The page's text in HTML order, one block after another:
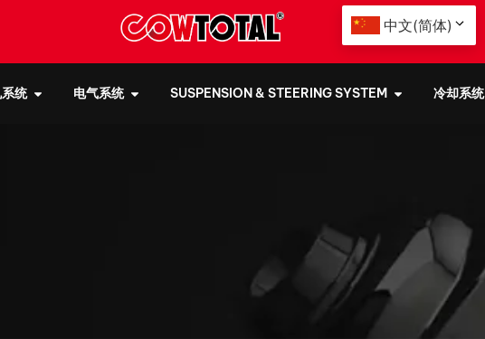
中文(简体)
统 电气系统 SUSPENSION & STEERING SYSTEM 冷却系统